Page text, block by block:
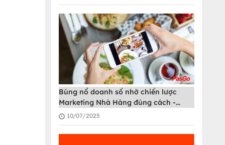
Bùng nổ doanh số nhờ chiến lược
Marketing Nhà Hàng đúng cách -
PasGo
10/07/2025